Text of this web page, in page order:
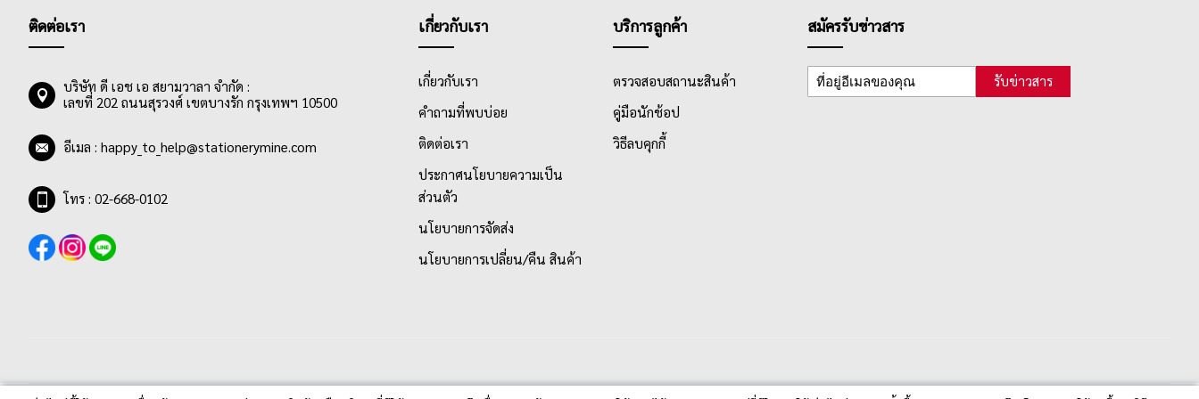
ติดต่อเรา
บริษัท ดี เอช เอ สยามวาลา จำกัด :
เลขที่ 202 ถนนสุรวงศ์ เขตบางรัก กรุงเทพฯ 10500
อีเมล : happy_to_help@stationerymine.com
โทร : 02-668-0102
เกี่ยวกับเรา
เกี่ยวกับเรา
คำถามที่พบบ่อย
ติดต่อเรา
ประกาศนโยบายความเป็น
ส่วนตัว
นโยบายการจัดส่ง
นโยบายการเปลี่ยน/คืน สินค้า
บริการลูกค้า
ตรวจสอบสถานะสินค้า
คู่มือนักช้อป
วิธีลบคุกกี้
สมัครรับข่าวสาร
รับข่าวสาร